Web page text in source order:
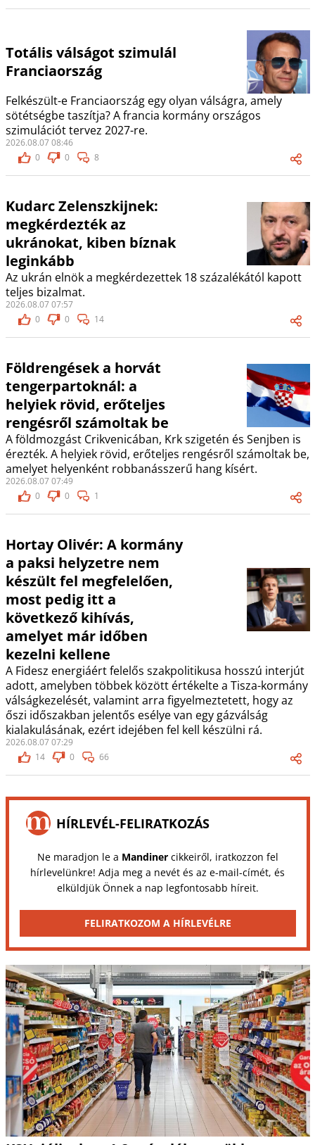
Totális válságot szimulál
Franciaország
Felkészült-e Franciaország egy olyan válságra, amely
sötétségbe taszítja? A francia kormány országos
szimulációt tervez 2027-re.
2026.08.07 08:46
0
0 8
Kudarc Zelenszkijnek:
megkérdezték az
ukránokat, kiben bíznak
leginkább
Az ukrán elnök a megkérdezettek 18 százalékától kapott
teljes bizalmat.
2026.08.07 07:57
0
0 14
Földrengések a horvát
tengerpartoknál: a
helyiek rövid, erőteljes
rengésről számoltak be
A földmozgást Crikvenicában, Krk szigetén és Senjben is
érezték. A helyiek rövid, erőteljes rengésről számoltak be,
amelyet helyenként robbanásszerű hang kísért.
2026.08.07 07:49
0
0 1
Hortay Olivér: A kormány
a paksi helyzetre nem
készült fel megfelelően,
most pedig itt a
következő kihívás,
amelyet már időben
kezelni kellene
A Fidesz energiáért felelős szakpolitikusa hosszú interjút
adott, amelyben többek között értékelte a Tisza-kormány
válságkezelését, valamint arra figyelmeztetett, hogy az
őszi időszakban jelentős esélye van egy gázválság
kialakulásának, ezért idejében fel kell készülni rá.
2026.08.07 07:29
14
0 66
HÍRLEVÉL-FELIRATKOZÁS
Ne maradjon le a Mandinercikkeiről, iratkozzon fel
hírlevelünkre! Adja meg a nevét és az e-mail-címét, és
elküldjük Önnek a nap legfontosabb híreit.
FELIRATKOZOM A HÍRLEVÉLRE